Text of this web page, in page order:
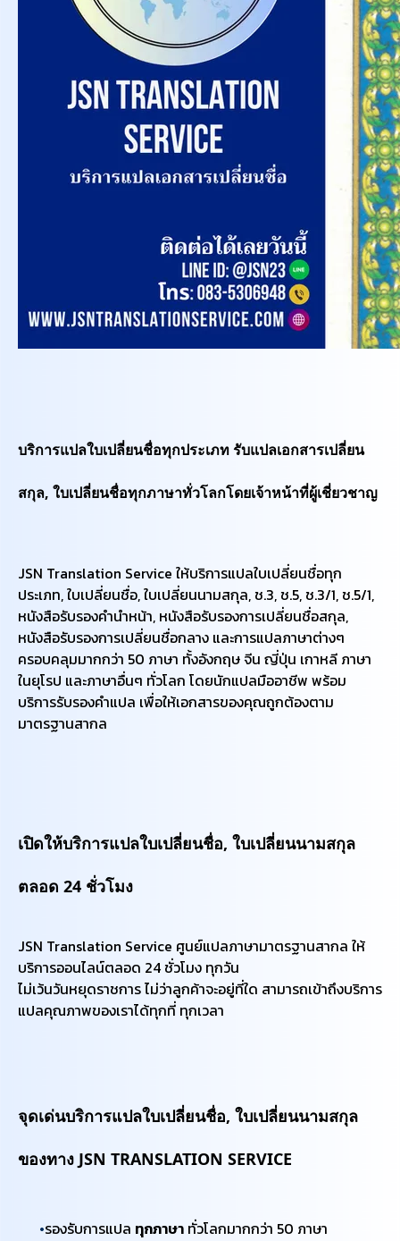
บริการแปลใบเปลี่ยนชื่อทุกประเภท รับแปลเอกสารเปลี่ยน
สกุล, ใบเปลี่ยนชื่อทุกภาษาทั่วโลกโดยเจ้าหน้าที่ผู้เชี่ยวชาญ
JSN Translation Service ให้บริการแปลใบเปลี่ยนชื่อทุก
ประเภท, ใบเปลี่ยนชื่อ, ใบเปลี่ยนนามสกุล, ช.3, ช.5, ช.3/1, ช.5/1,
หนังสือรับรองคำนำหน้า, หนังสือรับรองการเปลี่ยนชื่อสกุล,
หนังสือรับรองการเปลี่ยนชื่อกลาง และการแปลภาษาต่างๆ
ครอบคลุมมากกว่า 50 ภาษา ทั้งอังกฤษ จีน ญี่ปุ่น เกาหลี ภาษา
ในยุโรป และภาษาอื่นๆ ทั่วโลก โดยนักแปลมืออาชีพ พร้อม
บริการรับรองคำแปล เพื่อให้เอกสารของคุณถูกต้องตาม
มาตรฐานสากล
เปิดให้บริการแปลใบเปลี่ยนชื่อ, ใบเปลี่ยนนามสกุล
ตลอด 24 ชั่วโมง
JSN Translation Service ศูนย์แปลภาษามาตรฐานสากล ให้
บริการออนไลน์ตลอด 24 ชั่วโมง ทุกวัน
​ไม่เว้นวันหยุดราชการ ไม่ว่าลูกค้าจะอยู่ที่ใด สามารถเข้าถึงบริการ
แปลคุณภาพของเราได้ทุกที่ ทุกเวลา
จุดเด่นบริการแปลใบเปลี่ยนชื่อ, ใบเปลี่ยนนามสกุล
ของทาง JSN TRANSLATION SERVICE
รองรับการแปล ทุกภาษา ทั่วโลกมากกว่า 50 ภาษา